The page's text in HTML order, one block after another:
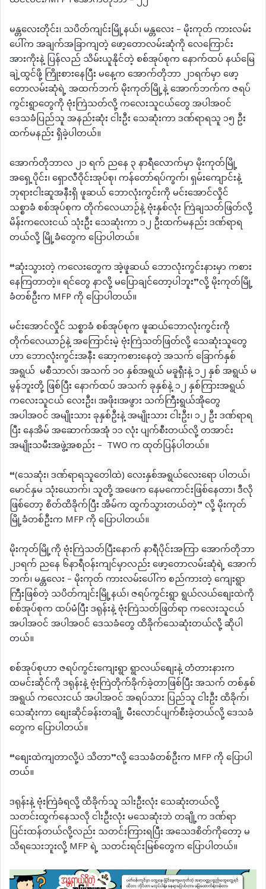
မန္တလေးတိုင်း၊ သပိတ်ကျင်းမြို့နယ်၊ မန္တလေး – မိုးကုတ် ကားလမ်း
ပေါ်က အချက်အခြာကျတဲ့ ဖော့တောလမ်းဆုံကို လေကြောင်း
အားကိုးနဲ့ ပြန်လည် သိမ်းယူနိုင်တဲ့ စစ်အုပ်စုက နောက်ထပ် နယ်မြေ
ချဲ့ထွင်ဖို့ ကြိုးစားနေပြီး မနေ့က အောက်တိုဘာ ၂၁ရက်မှာ ဖော့
တောလမ်းဆုံရဲ့ အထက်ဘက် မိုးကုတ်မြို့နဲ့ အောက်ဘက်က ဇရပ်
ကွင်းရွာတွေကို ဗုံးကြဲသတ်လို့ ကလေးသူငယ်တွေ အပါအဝင်
ဒေသခံပြည်သူ အနည်းဆုံး ငါးဦး သေဆုံးကာ ဒဏ်ရာရသူ ၁၅ ဦး
ထက်မနည်း ရှိခဲ့ပါတယ်။
အောက်တိုဘာလ ၂၁ ရက် ညနေ ၃ နာရီလောက်မှာ မိုးကုတ်မြို့
အရှေ့ပိုင်း၊ ရှောလီဝိုင်းအုပ်စု၊ ကန်တော်ရပ်ကွက်၊ ရှမ်းကျောင်းနဲ့
ဘုရားငါးဆူအနီးရှိ ဖူဆယ် ဘောလုံးကွင်းကို မင်းအောင်လှိုင်
သစ္စာခံ စစ်အုပ်စုက တိုက်လေယာဉ်နဲ့ ဗုံးနှစ်လုံး ကြဲချသတ်ဖြတ်လို့
မိန်းကလေးငယ် သုံးဦး သေဆုံးကာ ၁၂ ဦးထက်မနည်း ဒဏ်ရာရ
တယ်လို့ မြို့ခံတွေက ပြောပါတယ်။
“ဆုံးသွားတဲ့ ကလေးတွေက အဲ့‌ဖူဆယ် ဘောလုံးကွင်းနားမှာ ကစား
နေကြတာတဲ့။ ရင်တွေ နာလို့ မပြောချင်တော့ပါဘူး”လို့ မိုးကုတ်မြို့
ခံတစ်ဦးက MFP ကို ပြောပါတယ်။
မင်းအောင်လှိုင် သစ္စာခံ စစ်အုပ်စုက ဖူဆယ်ဘောလုံးကွင်းကို
တိုက်လေယာဉ်နဲ့ အကြောင်းမဲ့ ဗုံးကြဲသတ်ဖြတ်လို့ သေဆုံးသူတွေ
ဟာ ဘောလုံးကွင်းအနီး ဆော့ကစားနေတဲ့ အသက် ခြောက်နှစ်
အရွယ် မစီသာလ်၊ အသက် ၁၀ နှစ်အရွယ် မခူရှီးနဲ့ ၁၂ နှစ် အရွယ် မ
မွန်ဘူးတို့ ဖြစ်ပြီး နောက်ထပ် အသက် ခုနှစ်နဲ့ ၁၂ နှစ်ကြားအရွယ်
ကလေးသူငယ် လေးဦး၊ အဖိုး၊အဖွား သက်ကြီးရွယ်အိုတွေ
အပါအဝင် အမျိုးသား ခုနှစ်ဦးနဲ့ အမျိုးသား ငါးဦး၊ ၁၂ ဦး ဒဏ်ရာရ
ပြီး နေအိမ် အဆောက်အအုံ ၁၁ လုံး ပျက်စီးတယ်လို့ တအာင်း
အမျိုးသမီးအဖွဲ့အစည်း – TWO က ထုတ်ပြန်ပါတယ်။
“(သေဆုံး၊ ဒဏ်ရာရသူတေါထဲ) လေးနှစ်အရွယ်လေးရော ပါတယ်၊
မောင်နှမ သုံးယောက်၊ သူတို့ အဖေက နေမကောင်းဖြစ်နေတာ၊ ဒီလို
ဖြစ်တော့ စိတ်ထိခိုက်ပြီး အိမ်က ထွက်သွားတယ်တဲ့” လို့ မိုးကုတ်
မြို့ခံတစ်ဦးက MFP ကို ပြောပါတယ်။
မိုးကုတ်မြို့ကို ဗုံးကြဲသတ်ပြီးနောက် နာရီပိုင်းအကြာ အောက်တိုဘာ
၂၁ရက် ညနေ ၆နာရီဝန်းကျင်မှာလည်း ဖော့တောလမ်းဆုံရဲ့ အောက်
ဘက်၊ မန္တလေး – မိုးကုတ် ကားလမ်းပေါ်က စည်ကားတဲ့ ကျေးရွာ
ကြီးဖြစ်တဲ့ သပိတ်ကျင်းမြို့နယ်၊ ဇရပ်ကွင်းရွာ ရွယ်လယ်စျေးထဲကို
စစ်အုပ်စုက ထပ်မံပြီး ဒရုန်းနဲ့ ဗုံးကြဲသတ်ဖြတ်ရာ ကလေးသူငယ်
အပါအဝင် အပါအဝင် ဒေသခံတွေ ထိခိုက်သေဆုံးတယ်လို့ ဆိုပါ
တယ်။
စစ်အုပ်စုဟာ ဇရပ်ကွင်းကျေးရွာ ရွာလယ်စျေးနဲ့ တံတားနားက
ထမင်းဆိုင်ကို ဒရုန်းနဲ့ ဗုံးကြဲတိုက်ခိုက်ခဲ့တာဖြစ်ပြီး အသက် တစ်နှစ်
အရွယ် ကလေးငယ် အပါအဝင် အရပ်သား ပြည်သူ ငါးဦး ထိခိုက်၊
သေဆုံးကာ စျေးဆိုင်ခန်းတချို့ မီးလောင်ပျက်စီးခဲ့တယ်လို့ ဒေသခံ
တွေက ပြောပါတယ်။
“စျေးထဲကျတာလို့ပဲ သိတာ”လို့ ဒေသခံတစ်ဦးက MFP ကို ပြောပါ
တယ်။
ဒရုန်းနဲ့ ဗုံးကြဲခံရလို့ ထိခိုက်သူ သါးဦးလုံး သေဆုံးတယ်လို့
သတင်းထွက်နေသလို ငါးဦးလုံး မသေဆုံးဘဲ တချို့က ဒဏ်ရာ
ပြင်းထန်တယ်လို့လည်း သတင်းကြားရပြီး အသေဒစိတ်ကိုတော့ မ
သိရသေးဘူးလို့ MFP ရဲ့ သတင်းရင်းမြစ်တွေက ပြောပါတယ်။